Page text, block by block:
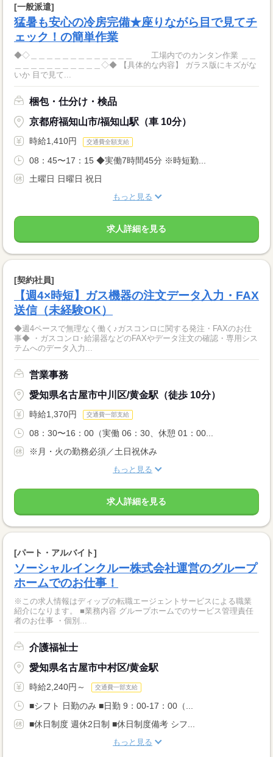
[一般派遣]
猛暑も安心の冷房完備★座りながら目で見てチ
ェック！の簡単作業
◆◇＿＿＿＿＿＿＿＿＿＿＿＿＿ 工場内でのカンタン作業 ＿＿
＿＿＿＿＿＿＿＿＿＿＿◇◆ 【具体的な内容】 ガラス版にキズがな
いか 目で見て...
梱包・仕分け・検品
京都府福知山市/福知山駅（車 10分）
時給1,410円 交通費全額支給
08：45〜17：15 ◆実働7時間45分 ※時短勤...
土曜日 日曜日 祝日
もっと見る
求人詳細を見る
[契約社員]
【週4×時短】ガス機器の注文データ入力・FAX
送信（未経験OK）
◆週4ペースで無理なく働く♪ガスコンロに関する発注・FAXのお仕
事◆ ・ガスコンロ･給湯器などのFAXやデータ注文の確認・専用シス
テムへのデータ入力...
営業事務
愛知県名古屋市中川区/黄金駅（徒歩 10分）
時給1,370円 交通費一部支給
08：30〜16：00（実働 06：30、休憩 01：00...
※月・火の勤務必須／土日祝休み
もっと見る
求人詳細を見る
[パート・アルバイト]
ソーシャルインクルー株式会社運営のグループ
ホームでのお仕事！
※この求人情報はディップの転職エージェントサービスによる職業
紹介になります。 ■業務内容 グループホームでのサービス管理責任
者のお仕事 ・個別...
介護福祉士
愛知県名古屋市中村区/黄金駅
時給2,240円～ 交通費一部支給
■シフト 日勤のみ ■日勤 9：00-17：00（...
■休日制度 週休2日制 ■休日制度備考 シフ...
もっと見る